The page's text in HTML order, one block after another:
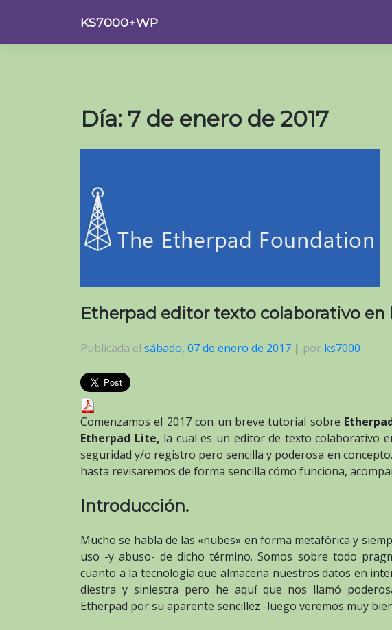
contenido
KS7000+WP
Día: 7 de enero de 2017
Etherpad editor texto colaborativo en
Publicada el sábado, 07 de enero de 2017 | por ks7000
Comenzamos el 2017 con un breve tutorial sobre
Etherpad Lite, la cual es un editor de texto colaborativo
seguridad y/o registro pero sencilla y poderosa en
hasta revisaremos de forma sencilla cómo funciona,
Introducción.
Mucho se habla de las «nubes» en forma metafórica y
uso -y abuso- de dicho término. Somos sobre todo
cuanto a la tecnología que almacena nuestros datos en
diestra y siniestra pero he aquí que nos llamó
Etherpad por su aparente sencillez -luego veremos muy